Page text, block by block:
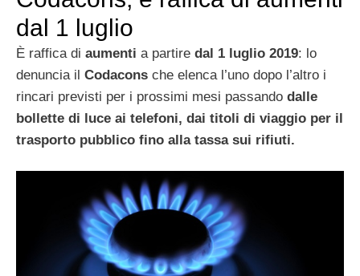
dal 1 luglio
È raffica di aumenti a partire dal 1 luglio 2019: lo
denuncia il Codacons che elenca l’uno dopo l’altro i
rincari previsti per i prossimi mesi passando dalle
bollette di luce ai telefoni, dai titoli di viaggio per il
trasporto pubblico fino alla tassa sui rifiuti.